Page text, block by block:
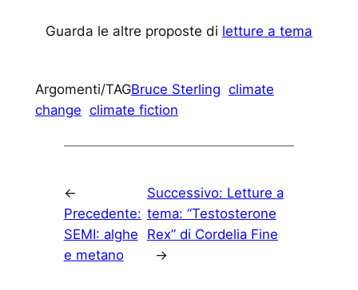
Guarda le altre proposte di letture a tema
Argomenti/TAGBruce Sterling climate
change climate fiction
←
Precedente:
SEMI: alghe
e metano
Successivo: Letture a
tema: “Testosterone
Rex” di Cordelia Fine
→